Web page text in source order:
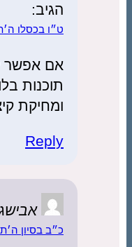
הגיב:
ט״ו בכסלו
אם אפשר
תוכנות
ומחיקת
Reply
אבישג
כ״ב בסיון